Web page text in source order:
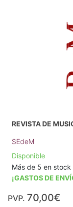
REVISTA DE
SEdeM
Disponible
Más de 5 en
¡GASTOS DE
PVP. 70,00€